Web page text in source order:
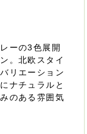
ーの3色展開
。北欧スタイ
リエーション
ナチュラルと
のある雰囲気